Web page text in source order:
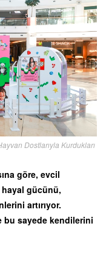
Dostlarıyla Kurdukları
göre, evcil
hayal gücünü,
artırıyor.
bu sayede kendilerini